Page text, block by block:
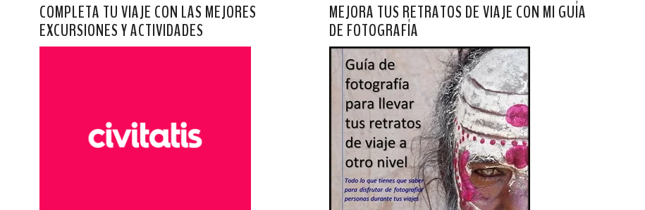
COMPLETA TU VIAJE CON LAS MEJORES
EXCURSIONES Y ACTIVIDADES
MEJORA TUS RETRATOS DE VIAJE CON MI GUÍA
DE FOTOGRAFÍA